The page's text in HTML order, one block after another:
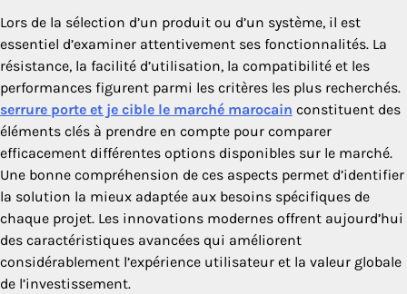
Lors de la sélection d’un produit ou d’un système, il est
essentiel d’examiner attentivement ses fonctionnalités. La
résistance, la facilité d’utilisation, la compatibilité et les
performances figurent parmi les critères les plus recherchés.
serrure porte​ et je cible le marché marocain constituent des
éléments clés à prendre en compte pour comparer
efficacement différentes options disponibles sur le marché.
Une bonne compréhension de ces aspects permet d’identifier
la solution la mieux adaptée aux besoins spécifiques de
chaque projet. Les innovations modernes offrent aujourd’hui
des caractéristiques avancées qui améliorent
considérablement l’expérience utilisateur et la valeur globale
de l’investissement.